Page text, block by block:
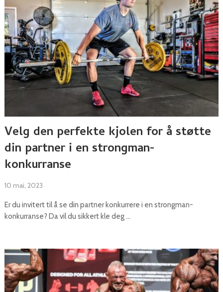
Velg den perfekte kjolen for å støtte
din partner i en strongman-
konkurranse
10 mai, 2023
Er du invitert til å se din partner konkurrere i en strongman-
konkurranse? Da vil du sikkert kle deg …